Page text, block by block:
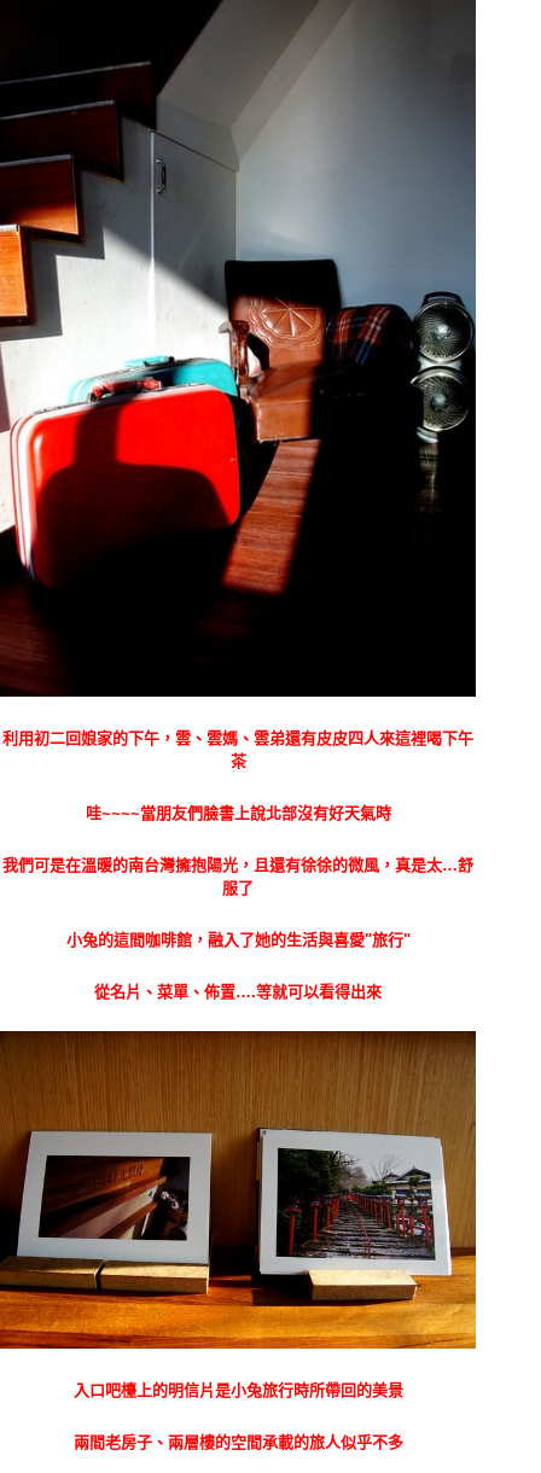
利用初二回娘家的下午，雲、雲媽、雲弟還有皮皮四人來這裡喝下午
茶
哇~~~~當朋友們臉書上說北部沒有好天氣時
我們可是在溫暖的南台灣擁抱陽光，且還有徐徐的微風，真是太…舒
服了
小兔的這間咖啡館，融入了她的生活與喜愛"旅行"
從名片、菜單、佈置….等就可以看得出來
入口吧檯上的明信片是小兔旅行時所帶回的美景
兩間老房子、兩層樓的空間承載的旅人似乎不多